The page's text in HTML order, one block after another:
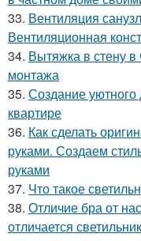
33. Вентиляция
Вентиляционная
34. Вытяжка в стену
монтажа
35. Создание уютного
квартире
36. Как сделать
руками. Создаем
руками
37. Что такое
38. Отличие бра от
отличается